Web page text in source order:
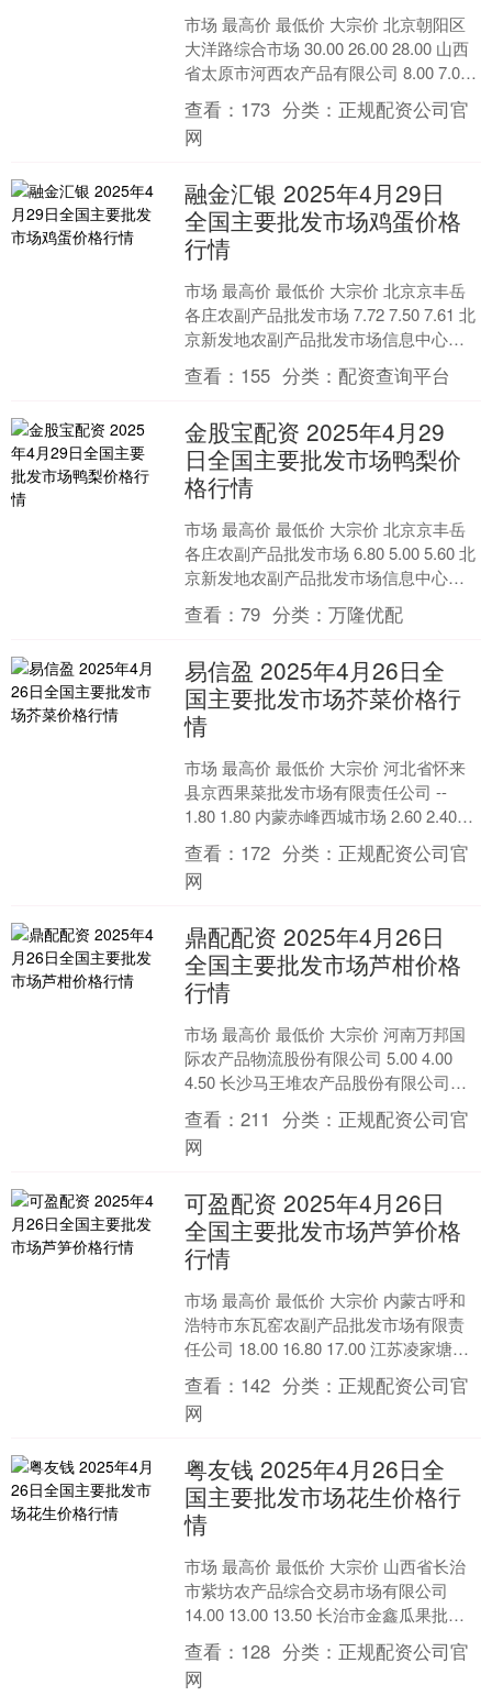
市场 最高价 最低价 大宗价 北京朝阳区
大洋路综合市场 30.00 26.00 28.00 山西
省太原市河西农产品有限公司 8.00 7.00
7.50 徐州农....
查看： 173 分类： 正规配资公司官
网
融金汇银 2025年4月29日
全国主要批发市场鸡蛋价格
行情
市场 最高价 最低价 大宗价 北京京丰岳
各庄农副产品批发市场 7.72 7.50 7.61 北
京新发地农副产品批发市场信息中心
7.28 6.82 7.04 北....
查看： 155 分类：配资查询平台
金股宝配资 2025年4月29
日全国主要批发市场鸭梨价
格行情
市场 最高价 最低价 大宗价 北京京丰岳
各庄农副产品批发市场 6.80 5.00 5.60 北
京新发地农副产品批发市场信息中心
4.40 3.80 4.10 北....
查看：79 分类：万隆优配
易信盈 2025年4月26日全
国主要批发市场芥菜价格行
情
市场 最高价 最低价 大宗价 河北省怀来
县京西果菜批发市场有限责任公司 --
1.80 1.80 内蒙赤峰西城市场 2.60 2.40
2.60 福建省福鼎市商....
查看： 172 分类： 正规配资公司官
网
鼎配配资 2025年4月26日
全国主要批发市场芦柑价格
行情
市场 最高价 最低价 大宗价 河南万邦国
际农产品物流股份有限公司 5.00 4.00
4.50 长沙马王堆农产品股份有限公司
5.60 5.20 5.40 红星....
查看：211 分类： 正规配资公司官
网
可盈配资 2025年4月26日
全国主要批发市场芦笋价格
行情
市场 最高价 最低价 大宗价 内蒙古呼和
浩特市东瓦窑农副产品批发市场有限责
任公司 18.00 16.80 17.00 江苏凌家塘市
场发展有限公司 12.00 9....
查看： 142 分类： 正规配资公司官
网
粤友钱 2025年4月26日全
国主要批发市场花生价格行
情
市场 最高价 最低价 大宗价 山西省长治
市紫坊农产品综合交易市场有限公司
14.00 13.00 13.50 长治市金鑫瓜果批发
市场 20.00 13.00 1....
查看： 128 分类： 正规配资公司官
网